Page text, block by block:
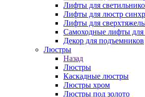
Лифты для
Лифты для люстр
Лифты для
Самоходные лифты для
Декор для подъемников
Люстры
Назад
Люстры
Каскадные люстры
Люстры хром
Люстры под золото